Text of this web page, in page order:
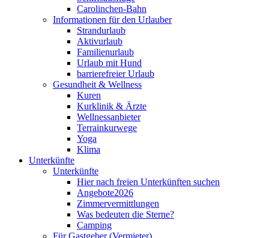
Carolinchen-Bahn
Informationen für den Urlauber
Strandurlaub
Aktivurlaub
Familienurlaub
Urlaub mit Hund
barrierefreier Urlaub
Gesundheit & Wellness
Kuren
Kurklinik & Ärzte
Wellnessanbieter
Terrainkurwege
Yoga
Klima
Unterkünfte
Unterkünfte
Hier nach freien Unterkünften suchen
Angebote2026
Zimmervermittlungen
Was bedeuten die Sterne?
Camping
Für Gastgeber (Vermieter)